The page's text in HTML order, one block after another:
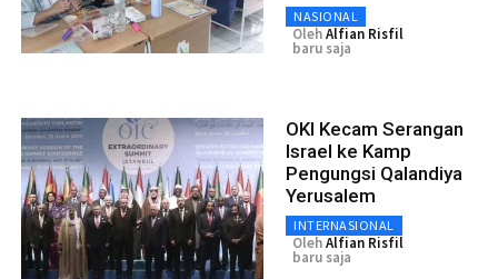
NASIONAL
OlehAlfian Risfil
baru saja
OKI Kecam Serangan
Israel ke Kamp
Pengungsi Qalandiya
Yerusalem
INTERNASIONAL
OlehAlfian Risfil
baru saja